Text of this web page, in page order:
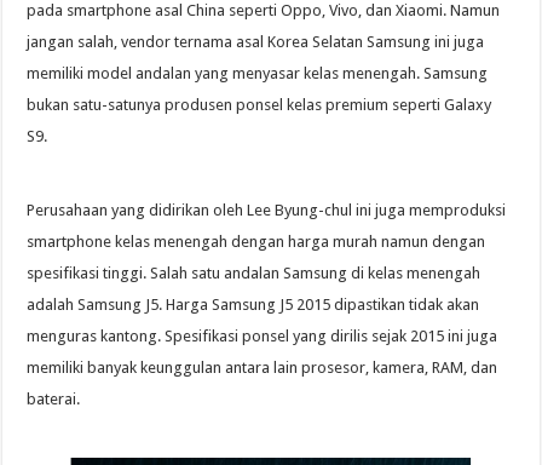
pada smartphone asal China seperti Oppo, Vivo, dan Xiaomi. Namun
jangan salah, vendor ternama asal Korea Selatan Samsung ini juga
memiliki model andalan yang menyasar kelas menengah. Samsung
bukan satu-satunya produsen ponsel kelas premium seperti Galaxy
S9.
Perusahaan yang didirikan oleh Lee Byung-chul ini juga memproduksi
smartphone kelas menengah dengan harga murah namun dengan
spesifikasi tinggi. Salah satu andalan Samsung di kelas menengah
adalah Samsung J5. Harga Samsung J5 2015 dipastikan tidak akan
menguras kantong. Spesifikasi ponsel yang dirilis sejak 2015 ini juga
memiliki banyak keunggulan antara lain prosesor, kamera, RAM, dan
baterai.